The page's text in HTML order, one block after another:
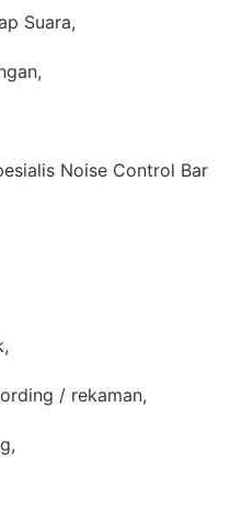
Suara,
Noise Control Bar
/ rekaman,